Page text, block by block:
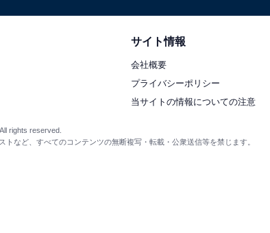
サイト情報
会社概要
プライバシーポリシー
当サイトの情報についての注意
rights reserved.
トなど、すべてのコンテンツの無断複写・転載・公衆送信等を禁じます。